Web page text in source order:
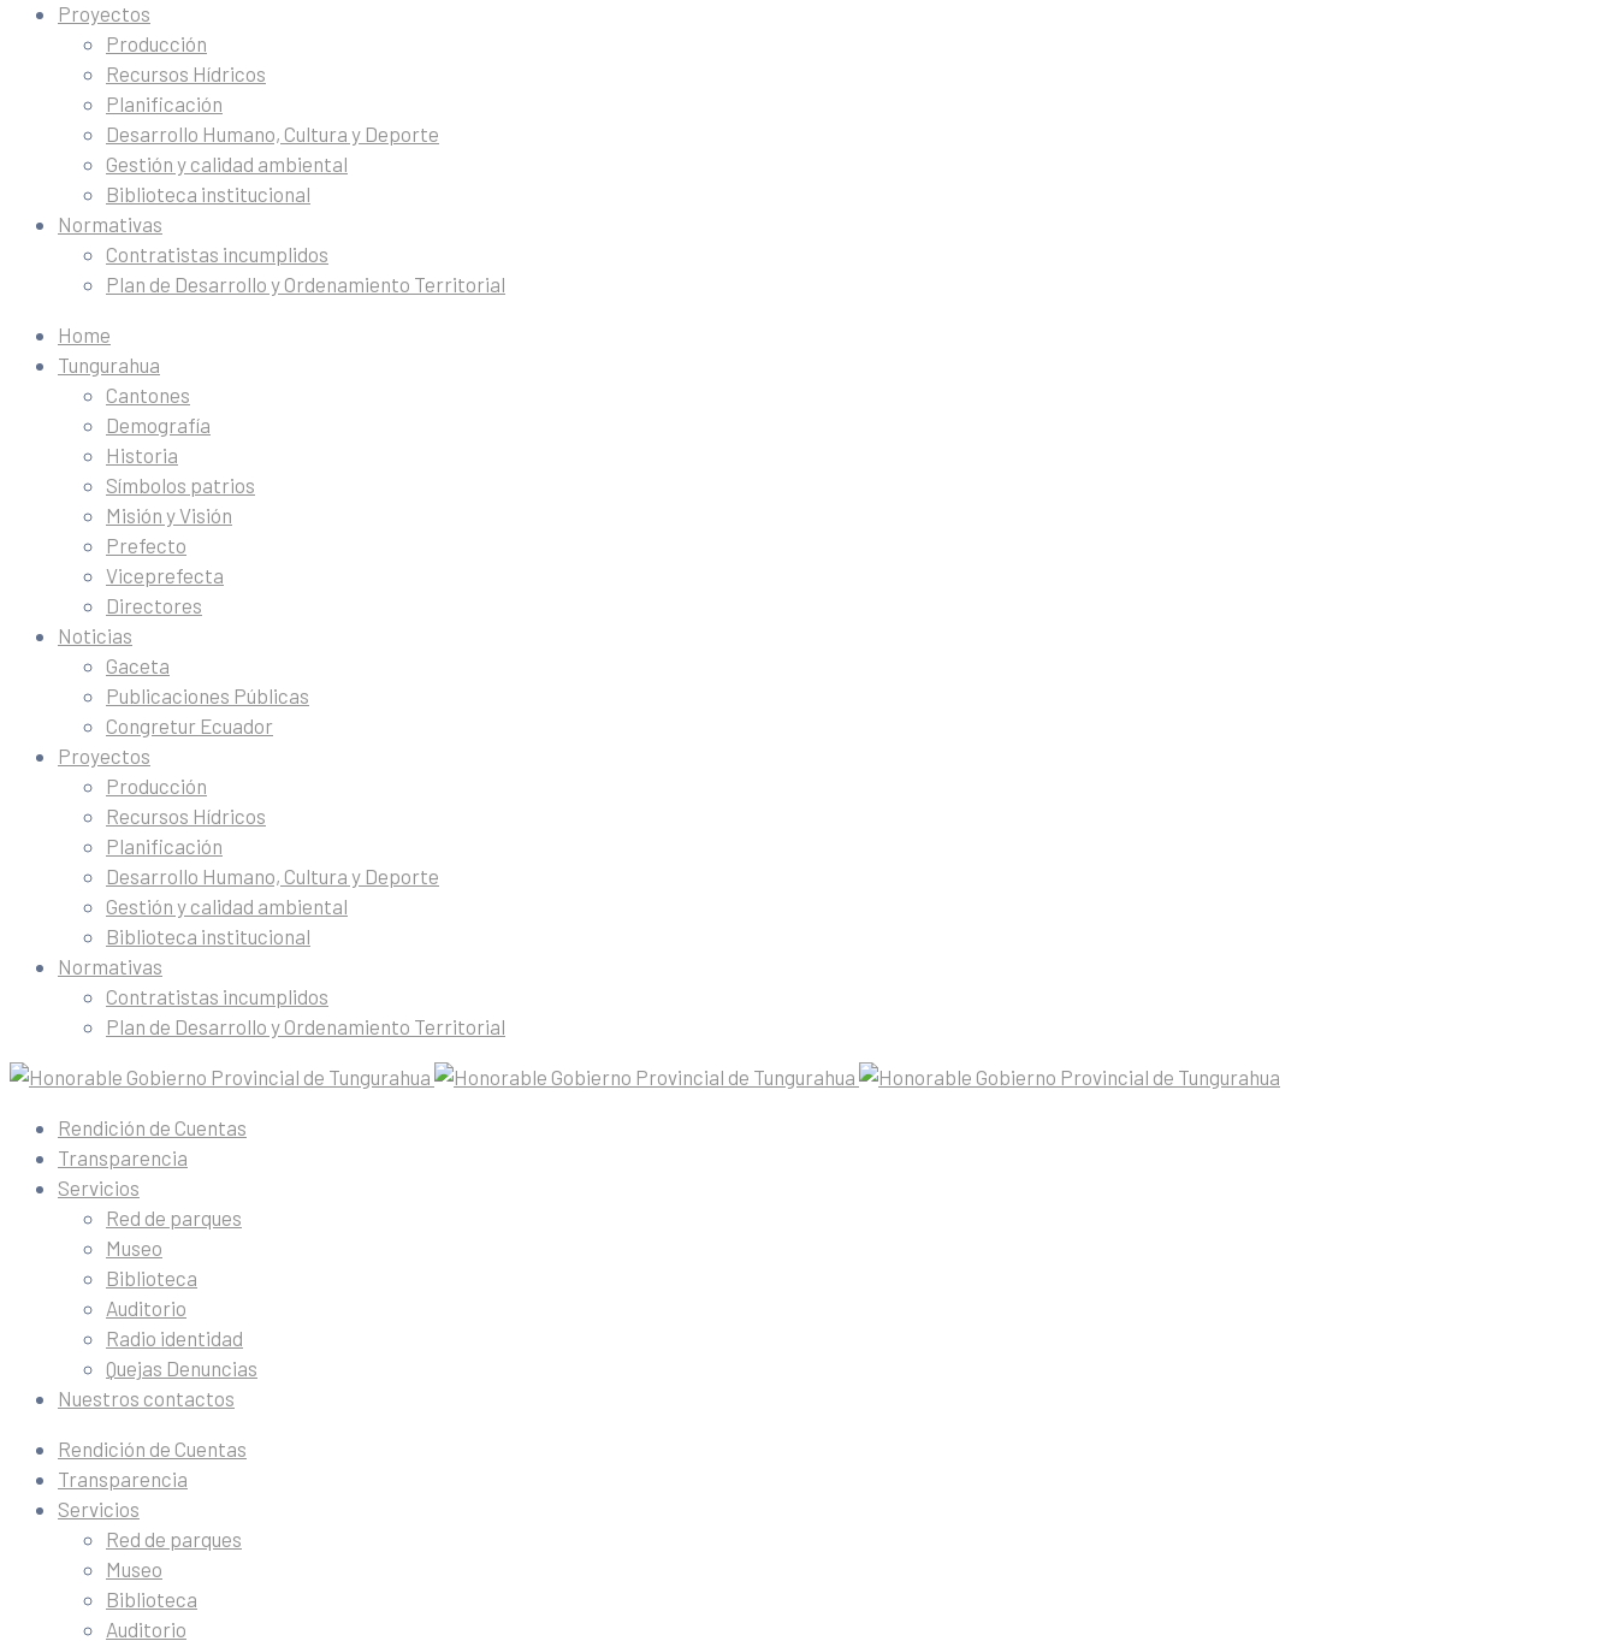
Proyectos
Producción
Recursos Hídricos
Planificación
Desarrollo Humano, Cultura y Deporte
Gestión y calidad ambiental
Biblioteca institucional
Normativas
Contratistas incumplidos
Plan de Desarrollo y Ordenamiento Territorial
Home
Tungurahua
Cantones
Demografía
Historia
Símbolos patrios
Misión y Visión
Prefecto
Viceprefecta
Directores
Noticias
Gaceta
Publicaciones Públicas
Congretur Ecuador
Proyectos
Producción
Recursos Hídricos
Planificación
Desarrollo Humano, Cultura y Deporte
Gestión y calidad ambiental
Biblioteca institucional
Normativas
Contratistas incumplidos
Plan de Desarrollo y Ordenamiento Territorial
Rendición de Cuentas
Transparencia
Servicios
Red de parques
Museo
Biblioteca
Auditorio
Radio identidad
Quejas Denuncias
Nuestros contactos
Rendición de Cuentas
Transparencia
Servicios
Red de parques
Museo
Biblioteca
Auditorio